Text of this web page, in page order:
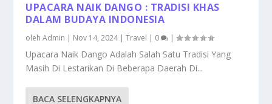
UPACARA NAIK DANGO : TRADISI KHAS
DALAM BUDAYA INDONESIA
olehAdmin Nov 14, 2024|Travel 0 |
Upacara Naik Dango Adalah Salah Satu Tradisi Yang
Masih Di Lestarikan Di Beberapa Daerah Di...
BACA SELENGKAPNYA